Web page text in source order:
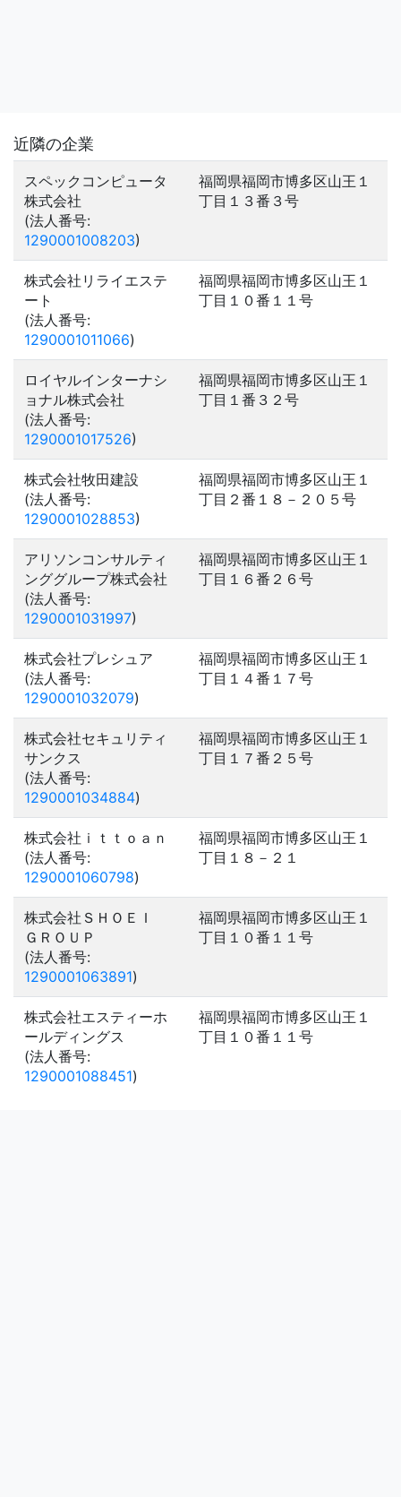
近隣の企業
スペックコンピュータ
株式会社
(法人番号:
1290001008203)
福岡県福岡市博多区山王１
丁目１３番３号
株式会社リライエステ
ート
(法人番号:
1290001011066)
福岡県福岡市博多区山王１
丁目１０番１１号
ロイヤルインターナシ
ョナル株式会社
(法人番号:
1290001017526)
福岡県福岡市博多区山王１
丁目１番３２号
株式会社牧田建設
(法人番号:
1290001028853)
福岡県福岡市博多区山王１
丁目２番１８－２０５号
アリソンコンサルティ
ンググループ株式会社
(法人番号:
1290001031997)
福岡県福岡市博多区山王１
丁目１６番２６号
株式会社プレシュア
(法人番号:
1290001032079)
福岡県福岡市博多区山王１
丁目１４番１７号
株式会社セキュリティ
サンクス
(法人番号:
1290001034884)
福岡県福岡市博多区山王１
丁目１７番２５号
株式会社ｉｔｔｏａｎ
(法人番号:
1290001060798)
福岡県福岡市博多区山王１
丁目１８－２１
株式会社ＳＨＯＥＩ
ＧＲＯＵＰ
(法人番号:
1290001063891)
福岡県福岡市博多区山王１
丁目１０番１１号
株式会社エスティーホ
ールディングス
(法人番号:
1290001088451)
福岡県福岡市博多区山王１
丁目１０番１１号